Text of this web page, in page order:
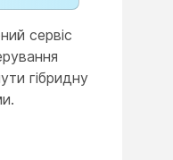
сервіс
гібридну